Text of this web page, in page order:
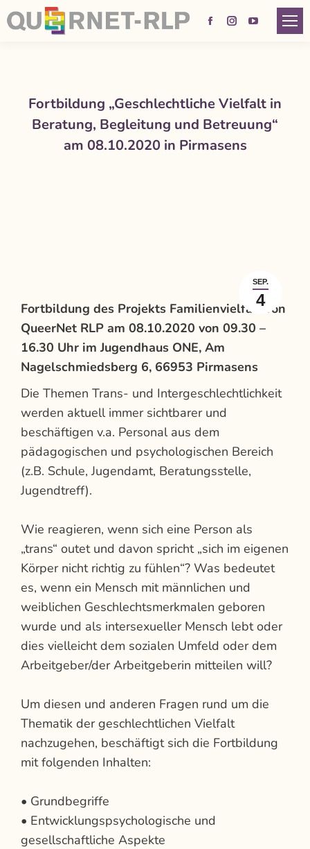
Facebook
new
window
Instagram
new
window
YouTube
new
window
Fortbildung „Geschlechtliche Vielfalt in
Beratung, Begleitung und Betreuung“
am 08.10.2020 in Pirmasens
SEP.
4
Fortbildung des Projekts Familienvielfalt von
QueerNet RLP am 08.10.2020 von 09.30 –
16.30 Uhr im Jugendhaus ONE, Am
Nagelschmiedsberg 6, 66953 Pirmasens
Die Themen Trans- und Intergeschlechtlichkeit
werden aktuell immer sichtbarer und
beschäftigen v.a. Personal aus dem
pädagogischen und psychologischen Bereich
(z.B. Schule, Jugendamt, Beratungsstelle,
Jugendtreff).
Wie reagieren, wenn sich eine Person als
„trans“ outet und davon spricht „sich im eigenen
Körper nicht richtig zu fühlen“? Was bedeutet
es, wenn ein Mensch mit männlichen und
weiblichen Geschlechtsmerkmalen geboren
wurde und als intersexueller Mensch lebt oder
dies vielleicht dem sozialen Umfeld oder dem
Arbeitgeber/der Arbeitgeberin mitteilen will?
Um diesen und anderen Fragen rund um die
Thematik der geschlechtlichen Vielfalt
nachzugehen, beschäftigt sich die Fortbildung
mit folgenden Inhalten:
• Grundbegriffe
• Entwicklungspsychologische und
gesellschaftliche Aspekte